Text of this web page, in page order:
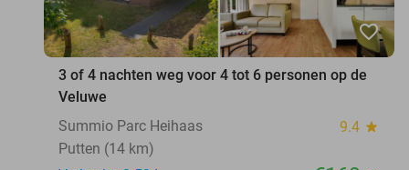
favorite_border
3 of 4 nachten weg voor 4 tot 6 personen op de
Veluwe
Summio Parc Heihaas
9.4 star
Putten (14 km)